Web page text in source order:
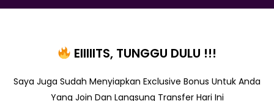
EIIIIITS, TUNGGU DULU !!!
Saya Juga Sudah Menyiapkan Exclusive Bonus Untuk Anda
Yang Join Dan Langsung Transfer Hari Ini